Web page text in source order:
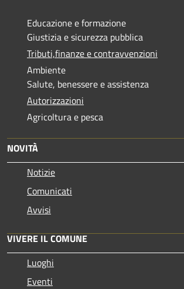
Educazione e formazione
Giustizia e sicurezza pubblica
Tributi,finanze e contravvenzioni
Ambiente
Salute, benessere e assistenza
Autorizzazioni
Agricoltura e pesca
NOVITÀ
Notizie
Comunicati
Avvisi
VIVERE IL COMUNE
Luoghi
Eventi